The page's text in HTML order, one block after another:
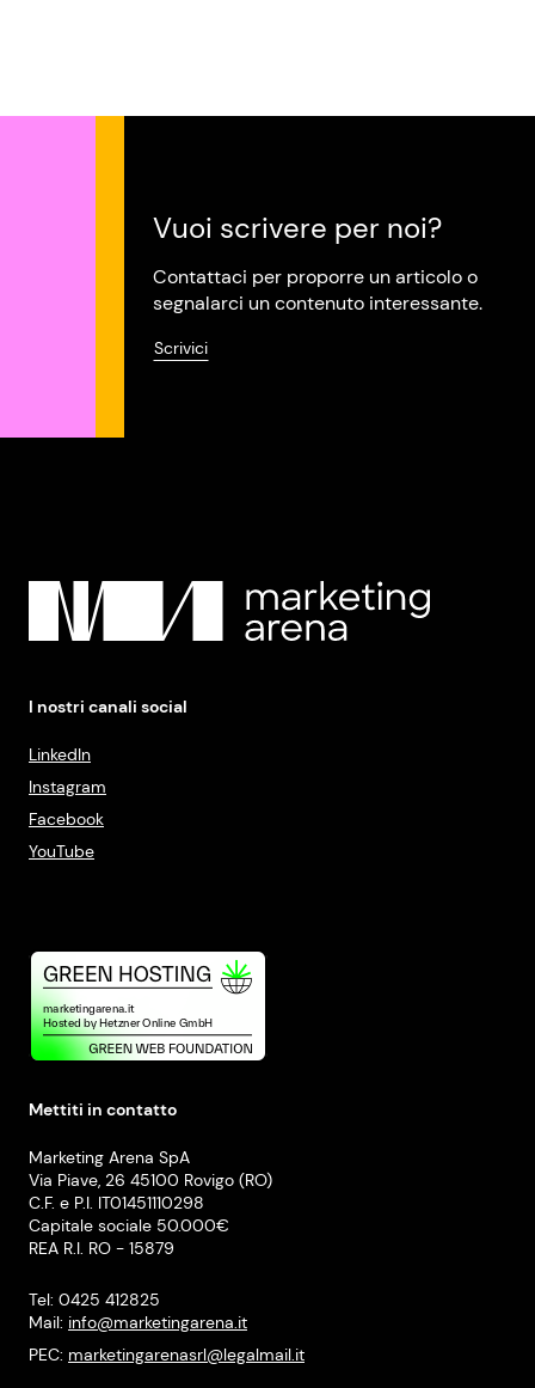
Vuoi scrivere per noi?
Contattaci per proporre un articolo o
segnalarci un contenuto interessante.
Scrivici
I nostri canali social
LinkedIn
Instagram
Facebook
YouTube
Mettiti in contatto
Marketing Arena SpA
Via Piave, 26 45100 Rovigo (RO)
C.F. e P.I. IT01451110298
Capitale sociale 50.000€
REA R.I. RO - 15879
Tel: 0425 412825
Mail: info@marketingarena.it
PEC: marketingarenasrl@legalmail.it